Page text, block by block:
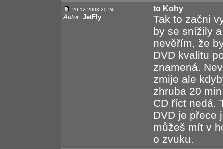
20.12.2003 20:24
Autor: JetFly
to Kohy
Tak to začni
by se snížily
nevěřím, že
DVD kvalitu
znamená.
zmije ale
zhruba 20
CD říct nedá.
DVD je přece
můžeš mít v
o zvuku.